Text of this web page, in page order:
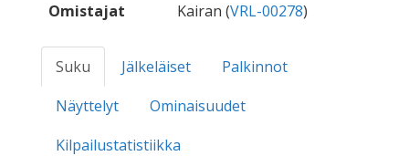
Omistajat
Kairan (VRL-00278)
Suku Jälkeläiset
Palkinnot
Näyttelyt
Ominaisuudet
Kilpailustatistiikka